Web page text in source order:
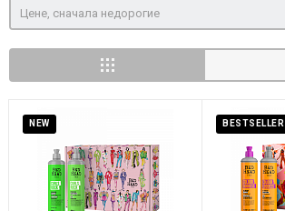
Цене, сначала недорогие
NEW BESTSELLER